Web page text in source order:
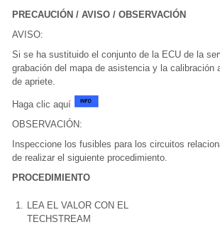
PRECAUCIÓN / AVISO / OBSERVACIÓN
AVISO:
Si se ha sustituido el conjunto de la ECU de la
grabación del mapa de asistencia y la calibración
de apriete.
Haga clic aquí
OBSERVACIÓN:
Inspeccione los fusibles para los circuitos
de realizar el siguiente procedimiento.
PROCEDIMIENTO
1. LEA EL VALOR CON EL
TECHSTREAM